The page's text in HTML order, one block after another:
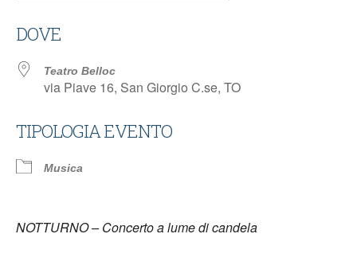
DOVE
Teatro Belloc
via Piave 16, San Giorgio C.se, TO
TIPOLOGIA EVENTO
Musica
NOTTURNO – Concerto a lume di candela